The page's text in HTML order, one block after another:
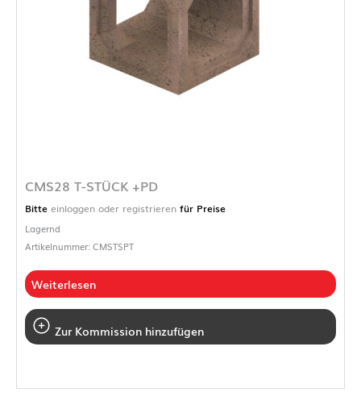
CMS28 T-STÜCK +PD
Bitte einloggen oder registrieren für Preise
Lagernd
Artikelnummer: CMSTSPT
Weiterlesen
Zur Kommission hinzufügen